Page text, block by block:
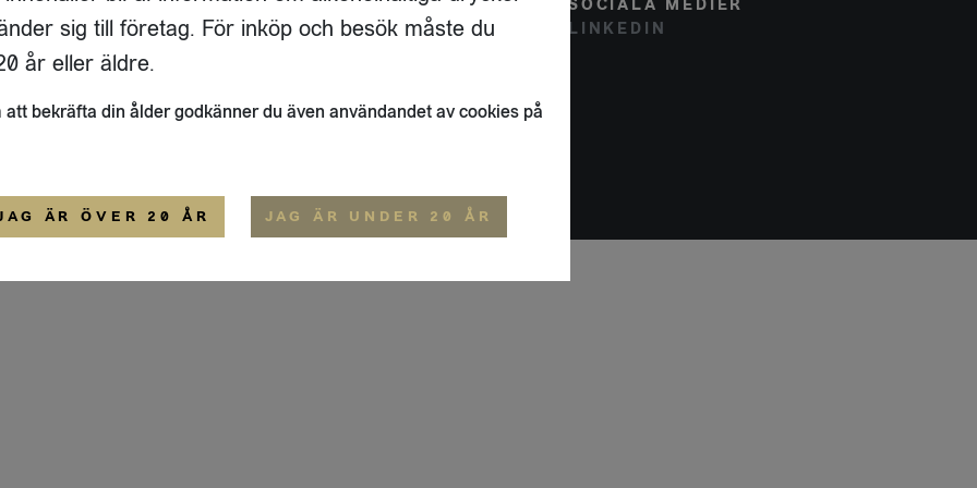
17 A
STOCKHOLM
FLAIVY
OM OSS
SOCIALA MEDIER
LINKEDIN
ALLMÄNNA VILLKOR
sig till företag. För inköp och besök måste du
år eller äldre.
att bekräfta din ålder godkänner du även användandet av cookies på
ÄR ÖVER 20 ÅR JAG ÄR UNDER 20 ÅR